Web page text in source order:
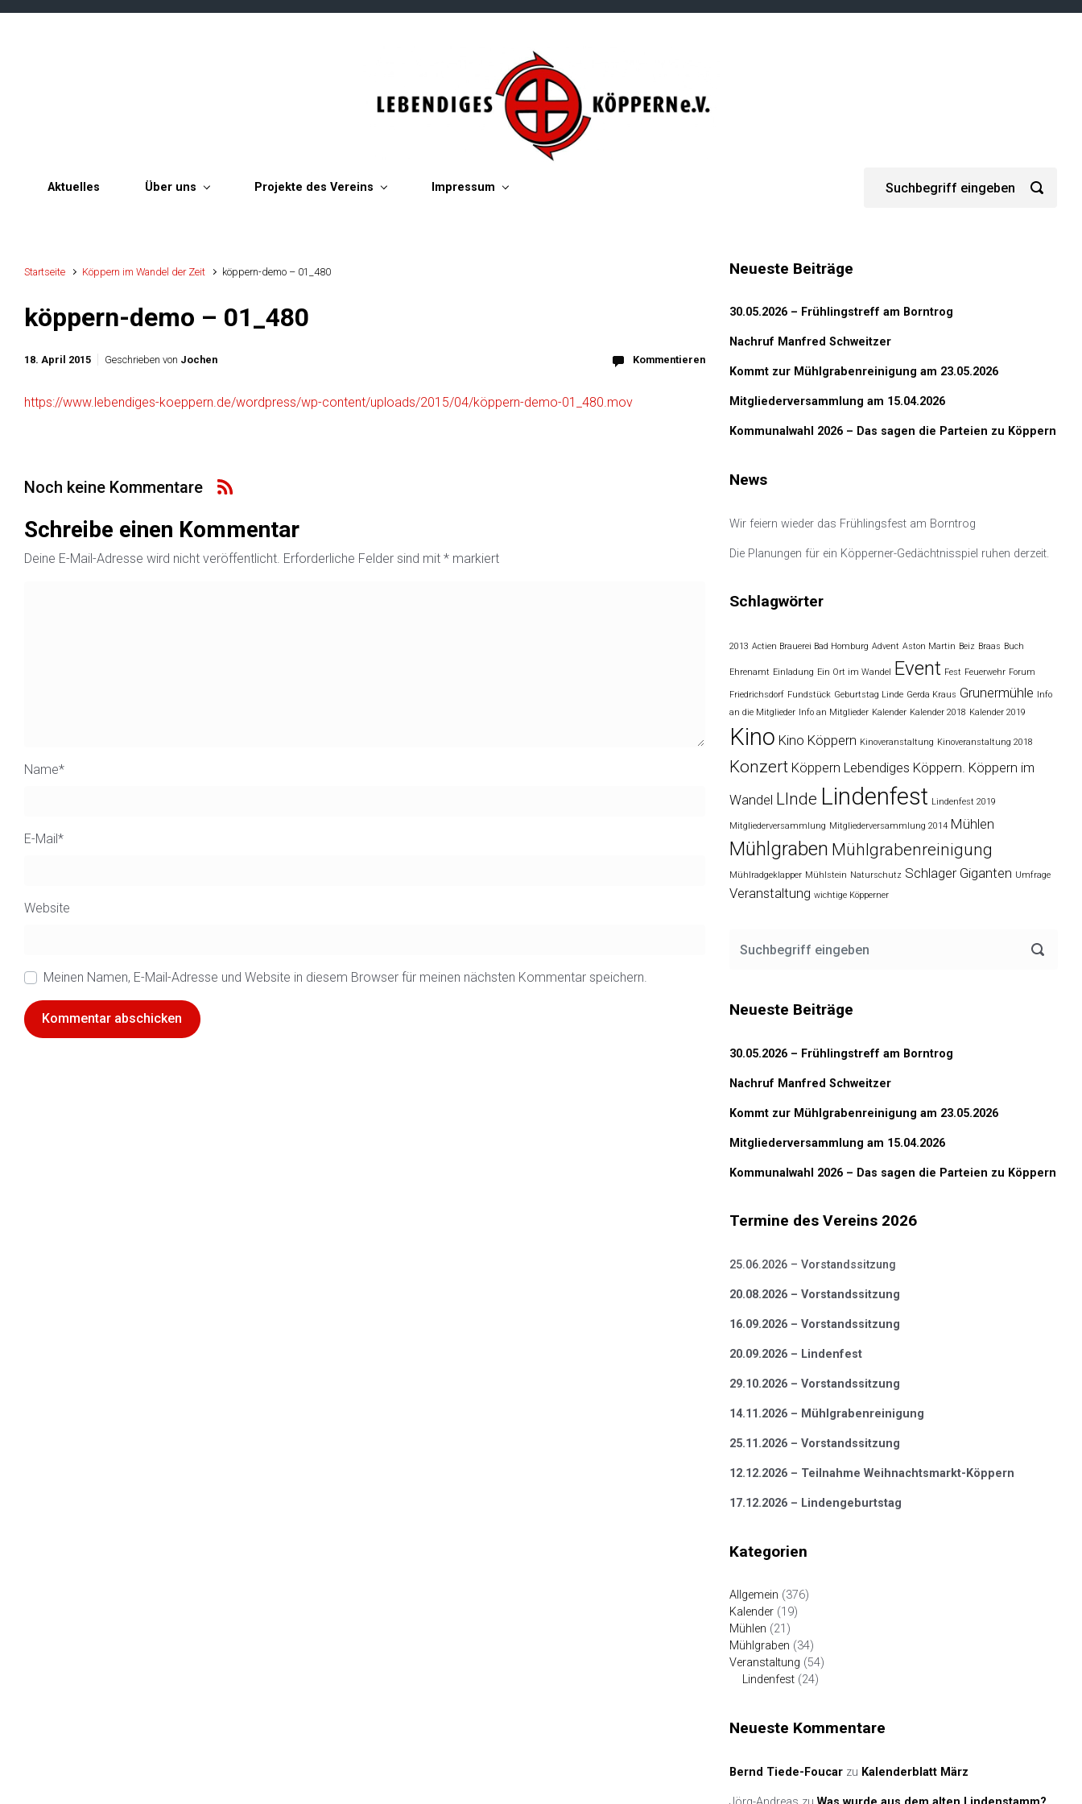
Zum Hauptinhalt springen
Aktuelles Über uns Projekte des Vereins Impressum
Startseite Köppern im Wandel der Zeit köppern-demo – 01_480
köppern-demo – 01_480
18. April 2015 Geschrieben von Jochen Kommentieren
https://www.lebendiges-koeppern.de/wordpress/wp-content/uploads/2015/04/köppern-demo-01_480.mov
Noch keine Kommentare
Schreibe einen Kommentar
Deine E-Mail-Adresse wird nicht veröffentlicht. Erforderliche Felder sind mit * markiert
Name*
E-Mail*
Website
Meinen Namen, E-Mail-Adresse und Website in diesem Browser für meinen nächsten Kommentar speichern.
Neueste Beiträge
30.05.2026 – Frühlingstreff am Borntrog
Nachruf Manfred Schweitzer
Kommt zur Mühlgrabenreinigung am 23.05.2026
Mitgliederversammlung am 15.04.2026
Kommunalwahl 2026 – Das sagen die Parteien zu Köppern
News
Wir feiern wieder das Frühlingsfest am Borntrog
Die Planungen für ein Köpperner-Gedächtnisspiel ruhen derzeit.
Schlagwörter
2013 Actien Brauerei Bad Homburg Advent Aston Martin Beiz Braas Buch
Ehrenamt Einladung Ein Ort im Wandel Event Fest Feuerwehr Forum
Friedrichsdorf Fundstück Geburtstag Linde Gerda Kraus Grunermühle
Info
an die Mitglieder
Info an Mitglieder Kalender Kalender 2018 Kalender 2019
Kino Kino Köppern Kinoveranstaltung Kinoveranstaltung 2018
Konzert Köppern Lebendiges Köppern. Köppern im
Wandel LInde Lindenfest Lindenfest 2019
Mitgliederversammlung Mitgliederversammlung 2014 Mühlen
Mühlgraben Mühlgrabenreinigung
Mühlradgeklapper Mühlstein Naturschutz Schlager Giganten Umfrage
Veranstaltung wichtige Köpperner
Neueste Beiträge
30.05.2026 – Frühlingstreff am Borntrog
Nachruf Manfred Schweitzer
Kommt zur Mühlgrabenreinigung am 23.05.2026
Mitgliederversammlung am 15.04.2026
Kommunalwahl 2026 – Das sagen die Parteien zu Köppern
Termine des Vereins 2026
25.06.2026 – Vorstandssitzung
20.08.2026 – Vorstandssitzung
16.09.2026 – Vorstandssitzung
20.09.2026 – Lindenfest
29.10.2026 – Vorstandssitzung
14.11.2026 – Mühlgrabenreinigung
25.11.2026 – Vorstandssitzung
12.12.2026 – Teilnahme Weihnachtsmarkt-Köppern
17.12.2026 – Lindengeburtstag
Kategorien
Allgemein (376)
Kalender (19)
Mühlen (21)
Mühlgraben (34)
Veranstaltung (54)
Lindenfest (24)
Neueste Kommentare
Bernd Tiede-Foucar zu Kalenderblatt März